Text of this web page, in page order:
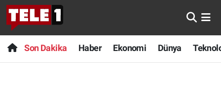
Son Dakika Haber Ekonomi Dünya
Anında Manşet
Başka Sohbetler
Son Dakika
Haber
Nöbetçi Eczaneler
Hava Durumu